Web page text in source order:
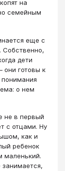
на
семейным
еще с
Собственно,
дети
они готовы к
о нем
не в первый
с отцами. Ну
как и
ребенок
маленький.